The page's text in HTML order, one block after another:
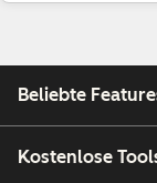
Beliebte
Kostenlose